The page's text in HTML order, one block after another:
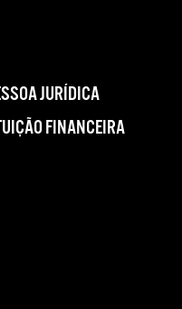
JURÍDICA
FINANCEIRA